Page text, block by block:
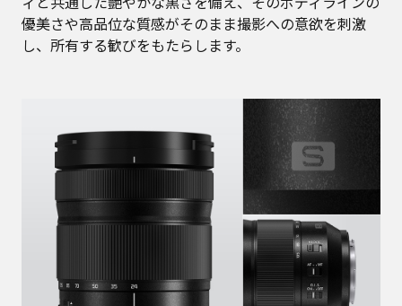
優美さや高品位な質感がそのまま撮影への意欲を刺激
し、所有する歓びをもたらします。